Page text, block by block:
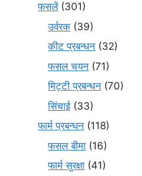
फसलें(301)
उर्वरक (39)
कीट प्रबन्धन (32)
फसल चयन (71)
मि‌ट्टी प्रबन्धन (70)
सिंचाई (33)
फार्म प्रबन्धन (118)
फसल बीमा (16)
फार्म सुरक्षा (41)